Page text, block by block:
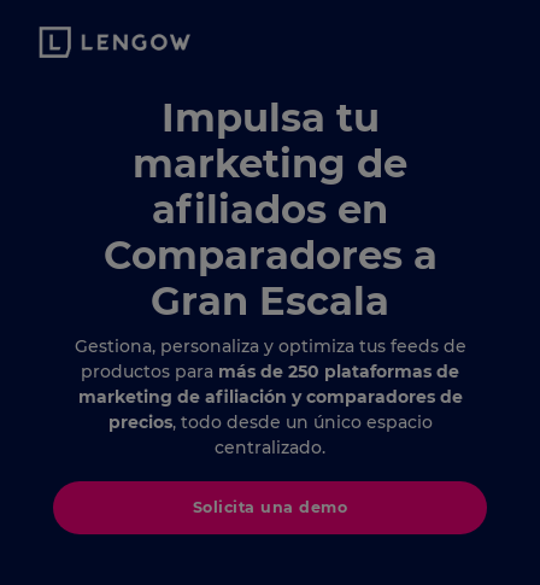
Impulsa tu
marketing de
afiliados en
Comparadores a
Gran Escala
Gestiona, personaliza y optimiza tus feeds de
productos para más de 250 plataformas de
marketing de afiliación y comparadores de
precios, todo desde un único espacio
centralizado.
Solicita una demo